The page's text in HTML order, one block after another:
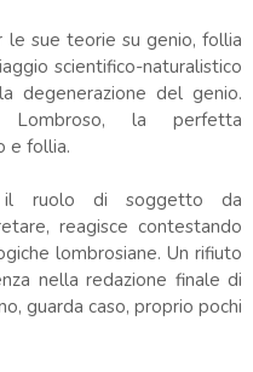
le sue teorie su genio, follia
scientifico-naturalistico
degenerazione del genio.
la perfetta
e follia.
il ruolo di soggetto da
reagisce contestando
lombrosiane. Un rifiuto
nella redazione finale di
guarda caso, proprio pochi